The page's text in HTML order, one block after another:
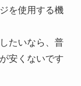
を使用する機
たいなら、普
安くないです